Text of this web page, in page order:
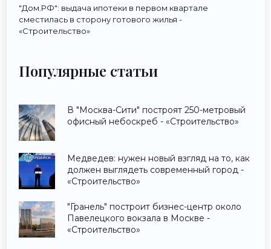
"Дом.РФ": выдача ипотеки в первом квартале
сместилась в сторону готового жилья -
«Строительство»
Популярные статьи
В "Москва-Сити" построят 250-метровый
офисный небоскреб - «Строительство»
Медведев: нужен новый взгляд на то, как
должен выглядеть современный город -
«Строительство»
"Гранель" построит бизнес-центр около
Павелецкого вокзала в Москве -
«Строительство»